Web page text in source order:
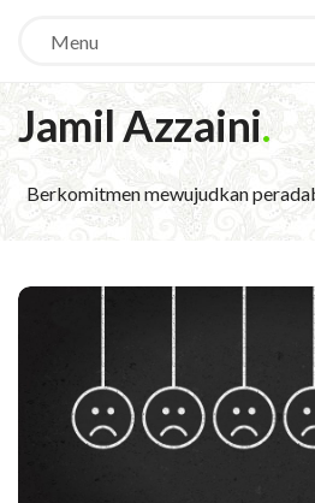
Menu
Jamil Azzaini.
Berkomitmen mewujudkan